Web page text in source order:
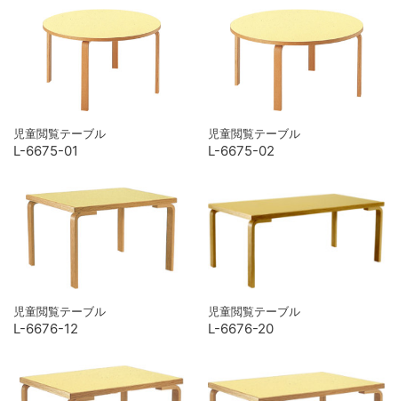
児童閲覧テーブル
L-6675-01
児童閲覧テーブル
L-6675-02
児童閲覧テーブル
L-6676-12
児童閲覧テーブル
L-6676-20